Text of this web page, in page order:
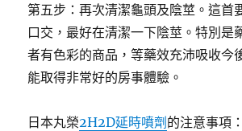
第五步：再次清潔龜頭及陰莖。這首
口交，最好在清潔一下陰莖。特別是
者有色彩的商品，等藥效充沛吸收今
能取得非常好的房事體驗。
日本丸榮2H2D延時噴劑的注意事項：